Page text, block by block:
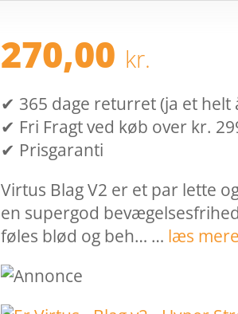
270,00 kr.
✔ 365 dage returret (ja et helt
✔ Fri Fragt ved køb over kr.
✔ Prisgaranti
Virtus Blag V2 er et par lette
en supergod
føles blød og beh… … læs